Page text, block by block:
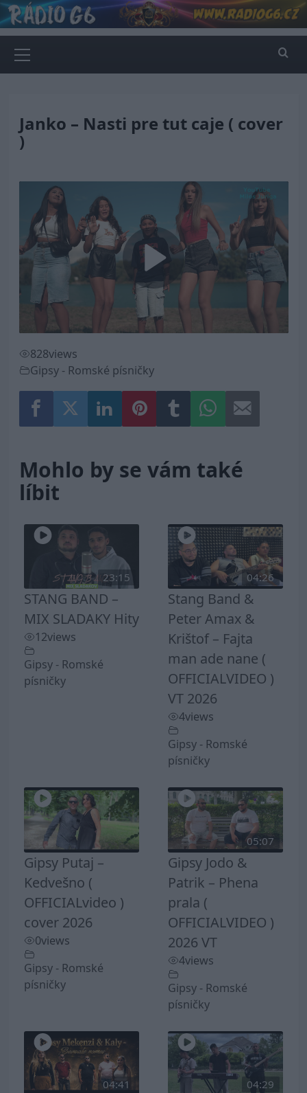
Skip
to
content
Menu
Janko – Nasti pre tut caje ( cover
)
Play
Video
828views
Gipsy - Romské písničky
Mohlo by se vám také
líbit
23:15
STANG BAND –
MIX SLADAKY Hity
12views
Gipsy - Romské
písničky
04:26
Stang Band &
Peter Amax &
Krištof – Fajta
man ade nane (
OFFICIALVIDEO )
VT 2026
4views
Gipsy - Romské
písničky
Gipsy Putaj –
Kedvešno (
OFFICIALvideo )
cover 2026
0views
Gipsy - Romské
písničky
05:07
Gipsy Jodo &
Patrik – Phena
prala (
OFFICIALVIDEO )
2026 VT
4views
Gipsy - Romské
písničky
04:41 04:29